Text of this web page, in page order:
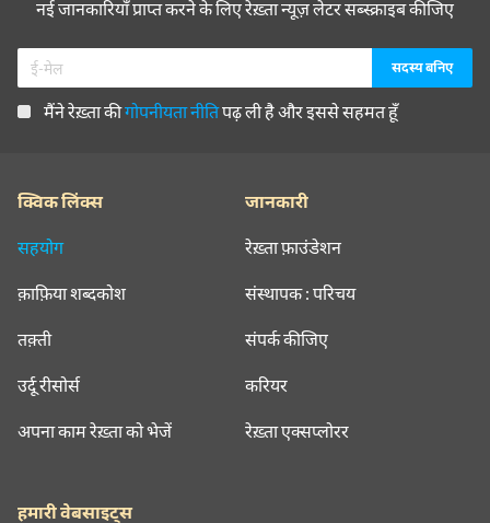
नई जानकारियाँ प्राप्त करने के लिए रेख़्ता न्यूज़ लेटर सब्स्क्राइब कीजिए
मैंने रेख़्ता कीगोपनीयता नीतिपढ़ ली है और इससे सहमत हूँ
क्विक लिंक्स
सहयोग
क़ाफ़िया शब्दकोश
तक़्ती
उर्दू रीसोर्स
अपना काम रेख़्ता को भेजें
जानकारी
रेख़्ता फ़ाउंडेशन
संस्थापक : परिचय
संपर्क कीजिए
करियर
रेख़्ता एक्सप्लोरर
हमारी वेबसाइट्स